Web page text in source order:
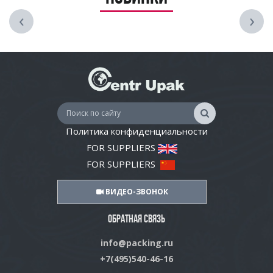
‹ ›
Политика конфиденциальности
FOR SUPPLIERS
FOR SUPPLIERS
ВИДЕО-ЗВОНОК
ОБРАТНАЯ СВЯЗЬ
info@packing.ru
+7(495)540-46-16